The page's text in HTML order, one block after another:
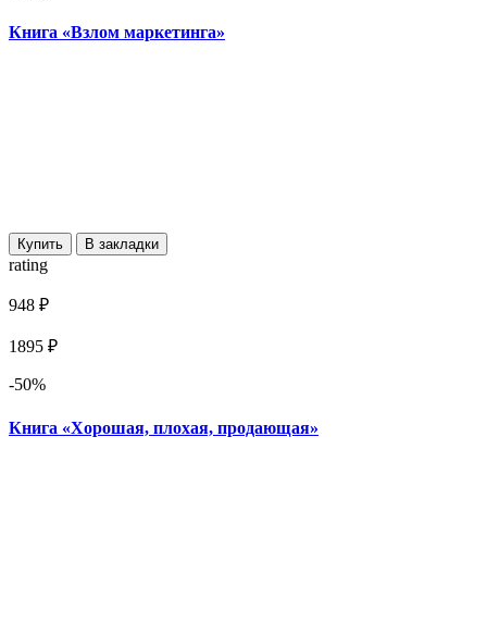
Книга «Взлом маркетинга»
Купить В закладки
rating
948 ₽
1895 ₽
-50%
Книга «Хорошая, плохая, продающая»